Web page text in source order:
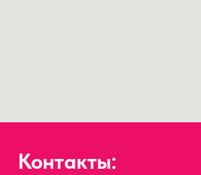
Контакты: